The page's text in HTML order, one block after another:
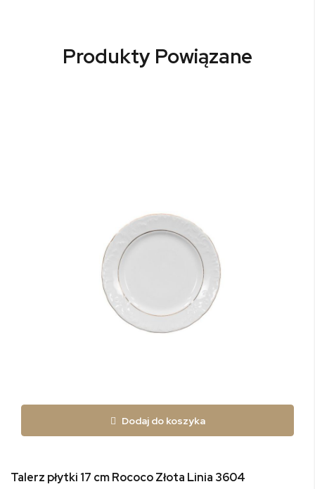
Produkty Powiązane
Dodaj do koszyka
Talerz płytki 17 cm Rococo Złota Linia 3604